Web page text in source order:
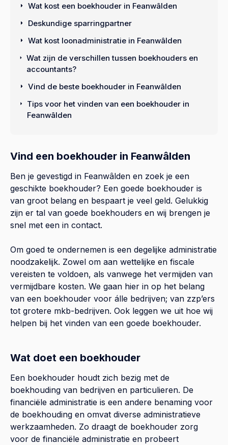
Vind een boekhouder in Feanwâlden
Ben je gevestigd in Feanwâlden en zoek je een
geschikte boekhouder? Een goede boekhouder is
van groot belang en bespaart je veel geld. Gelukkig
zijn er tal van goede boekhouders en wij brengen je
snel met een in contact.
Om goed te ondernemen is een degelijke administratie
noodzakelijk. Zowel om aan wettelijke en fiscale
vereisten te voldoen, als vanwege het vermijden van
vermijdbare kosten. We gaan hier in op het belang
van een boekhouder voor álle bedrijven; van zzp’ers
tot grotere mkb-bedrijven. Ook leggen we uit hoe wij
helpen bij het vinden van een goede boekhouder.
Wat doet een boekhouder
Een boekhouder houdt zich bezig met de
boekhouding van bedrijven en particulieren. De
financiële administratie is een andere benaming voor
de boekhouding en omvat diverse administratieve
werkzaamheden. Zo draagt de boekhouder zorg
voor de financiële administratie en probeert
Wat kost een boekhouder in Feanwâlden
Deskundige sparringpartner
Wat kost loonadministratie in Feanwâlden
Wat zijn de verschillen tussen boekhouders en
accountants?
Vind de beste boekhouder in Feanwâlden
Tips voor het vinden van een boekhouder in
Feanwâlden